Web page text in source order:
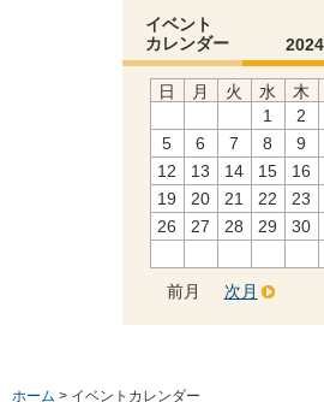
イベント
カレンダー
日 月 火 水 木
1
2
5
6 7 8 9
12
13 14 15 16
19
20 21 22 23
26
27 28 29 30
前月 次月
ホーム > イベントカレンダー